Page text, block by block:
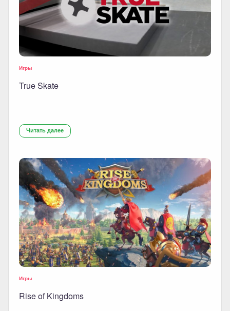
Игры
True Skate
Читать далее
Игры
Rise of Kingdoms